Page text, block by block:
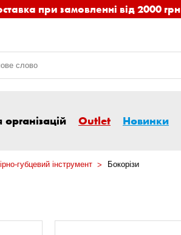
при замовленні від 2000 грн
Outlet Новинки
губцевий інструмент Бокорізи